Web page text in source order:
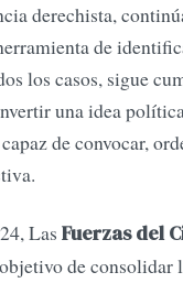
derechista,
de
los casos, sigue
una idea
de convocar,
Las Fuerzas del
de consolidar